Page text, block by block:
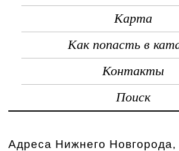
Карта
Как попасть в
Контакты
Поиск
Адреса Нижнего Новгорода,